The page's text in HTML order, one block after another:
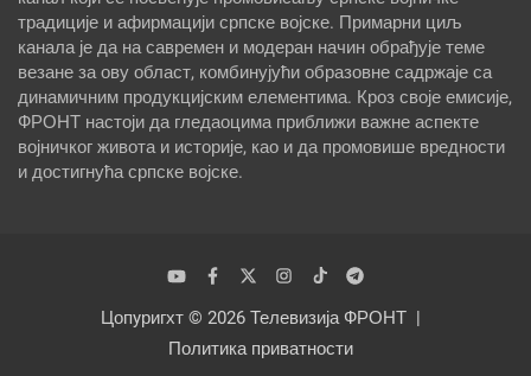
традиције и афирмацији српске војске. Примарни циљ
канала је да на савремен и модеран начин обрађује теме
везане за ову област, комбинујући образовне садржаје са
динамичним продукцијским елементима. Кроз своје емисије,
ФРОНТ настоји да гледаоцима приближи важне аспекте
војничког живота и историје, као и да промовише вредности
и достигнућа српске војске.
Цопyригхт © 2026 Телевизија ФРОНТ
Политика приватности